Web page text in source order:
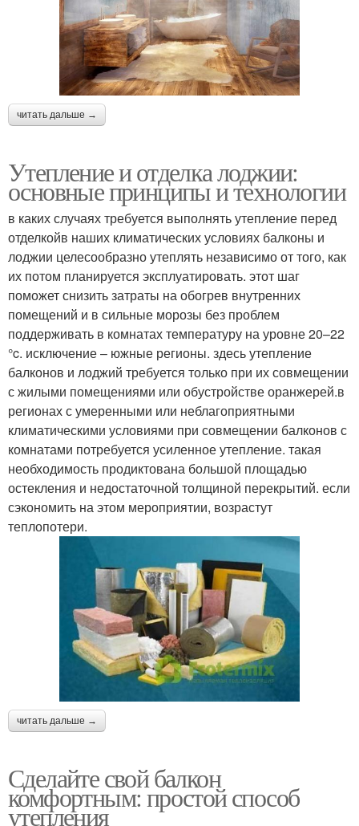
читать дальше →
Утепление и отделка лоджии:
основные принципы и технологии
в каких случаях требуется выполнять утепление перед
отделкойв наших климатических условиях балконы и
лоджии целесообразно утеплять независимо от того, как
их потом планируется эксплуатировать. этот шаг
поможет снизить затраты на обогрев внутренних
помещений и в сильные морозы без проблем
поддерживать в комнатах температуру на уровне 20–22
°c. исключение – южные регионы. здесь утепление
балконов и лоджий требуется только при их совмещении
с жилыми помещениями или обустройстве оранжерей.в
регионах с умеренными или неблагоприятными
климатическими условиями при совмещении балконов с
комнатами потребуется усиленное утепление. такая
необходимость продиктована большой площадью
остекления и недостаточной толщиной перекрытий. если
сэкономить на этом мероприятии, возрастут
теплопотери.
читать дальше →
Сделайте свой балкон
комфортным: простой способ
утепления